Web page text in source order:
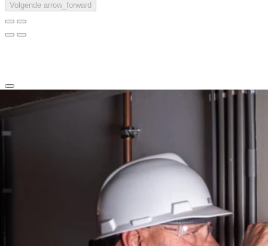
Volgende arrow_forward
arrow_back_ios_new
favorite